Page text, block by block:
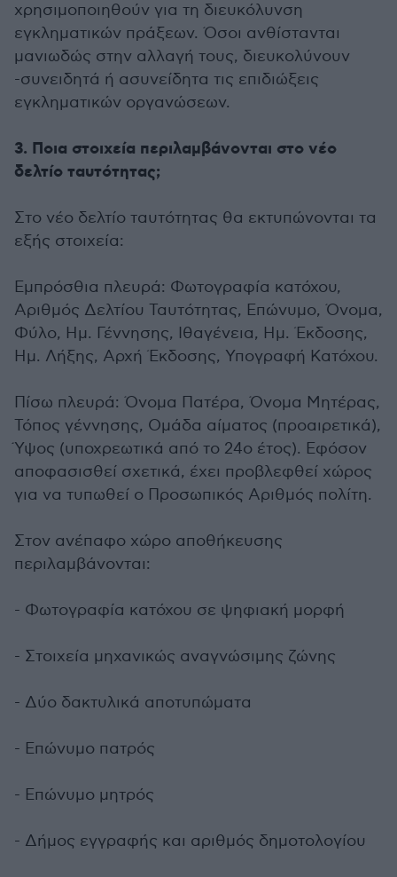
χρησιμοποιηθούν για τη διευκόλυνση
εγκληματικών πράξεων. Όσοι ανθίστανται
μανιωδώς στην αλλαγή τους, διευκολύνουν
-συνειδητά ή ασυνείδητα τις επιδιώξεις
εγκληματικών οργανώσεων.
3. Ποια στοιχεία περιλαμβάνονται στο νέο
δελτίο ταυτότητας;
Στο νέο δελτίο ταυτότητας θα εκτυπώνονται τα
εξής στοιχεία:
Εμπρόσθια πλευρά: Φωτογραφία κατόχου,
Αριθμός Δελτίου Ταυτότητας, Επώνυμο, Όνομα,
Φύλο, Ημ. Γέννησης, Ιθαγένεια, Ημ. Έκδοσης,
Ημ. Λήξης, Αρχή Έκδοσης, Υπογραφή Κατόχου.
Πίσω πλευρά: Όνομα Πατέρα, Όνομα Μητέρας,
Τόπος γέννησης, Ομάδα αίματος (προαιρετικά),
Ύψος (υποχρεωτικά από το 24ο έτος). Εφόσον
αποφασισθεί σχετικά, έχει προβλεφθεί χώρος
για να τυπωθεί ο Προσωπικός Αριθμός πολίτη.
Στον ανέπαφο χώρο αποθήκευσης
περιλαμβάνονται:
- Φωτογραφία κατόχου σε ψηφιακή μορφή
- Στοιχεία μηχανικώς αναγνώσιμης ζώνης
- Δύο δακτυλικά αποτυπώματα
- Επώνυμο πατρός
- Επώνυμο μητρός
- Δήμος εγγραφής και αριθμός δημοτολογίου